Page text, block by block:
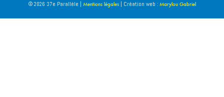
© 2026 37e Parallèle | Mentions légales| Création web : Marylou Gabriel